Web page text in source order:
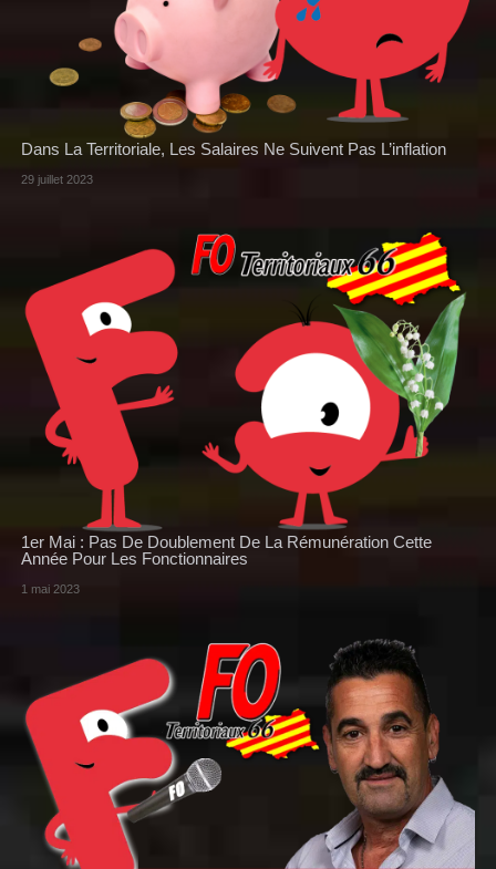
Dans La Territoriale, Les Salaires Ne Suivent Pas L’inflation
29 juillet 2023
1er Mai : Pas De Doublement De La Rémunération Cette
Année Pour Les Fonctionnaires
1 mai 2023